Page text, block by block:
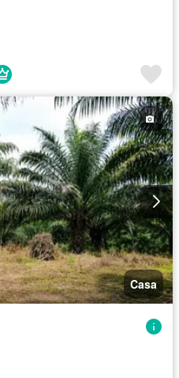
Casa